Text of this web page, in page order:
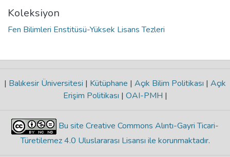
Koleksiyon
Fen Bilimleri Enstitüsü-Yüksek Lisans Tezleri
| Balıkesir Üniversitesi | Kütüphane | Açık Bilim Politikası | Açık
Erişim Politikası | OAI-PMH |
Bu site Creative Commons Alıntı-Gayri Ticari-
Türetilemez 4.0 Uluslararası Lisansı ile korunmaktadır.